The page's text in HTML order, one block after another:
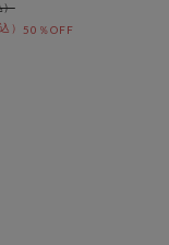
50％OFF